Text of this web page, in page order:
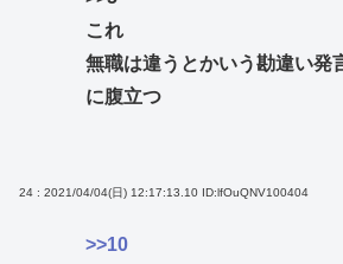
これ
無職は違うとかいう勘違い発
に腹立つ
24 : 2021/04/04(日) 12:17:13.10 ID:lfOuQNV100404
>>10